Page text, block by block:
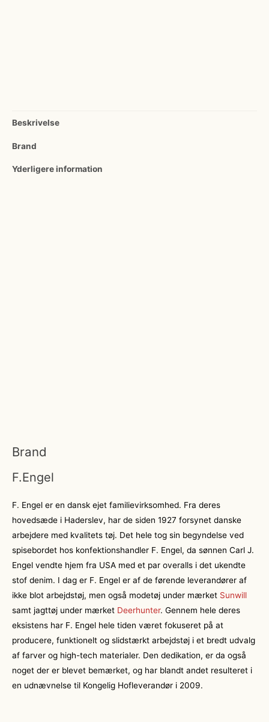
Beskrivelse
Brand
Yderligere information
Brand
F.Engel
F. Engel er en dansk ejet familievirksomhed. Fra deres
hovedsæde i Haderslev, har de siden 1927 forsynet danske
arbejdere med kvalitets tøj. Det hele tog sin begyndelse ved
spisebordet hos konfektionshandler F. Engel, da sønnen Carl J.
Engel vendte hjem fra USA med et par overalls i det ukendte
stof denim. I dag er F. Engel er af de førende leverandører af
ikke blot arbejdstøj, men også modetøj under mærket Sunwill
samt jagttøj under mærket Deerhunter. Gennem hele deres
eksistens har F. Engel hele tiden været fokuseret på at
producere, funktionelt og slidstærkt arbejdstøj i et bredt udvalg
af farver og high-tech materialer. Den dedikation, er da også
noget der er blevet bemærket, og har blandt andet resulteret i
en udnævnelse til Kongelig Hofleverandør i 2009.